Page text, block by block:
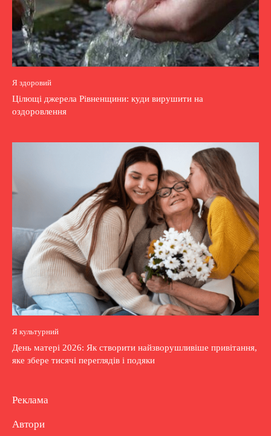
Я здоровий
Цілющі джерела Рівненщини: куди вирушити на
оздоровлення
Я культурний
День матері 2026: Як створити найзворушливіше привітання,
яке збере тисячі переглядів і подяки
Реклама
Автори